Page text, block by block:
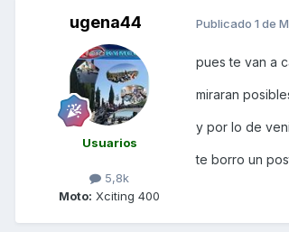
ugena44
Usuarios
5,8k
Moto: Xciting 400
Publicado 1 de
pues te van a
miraran
y por lo de
te borro un